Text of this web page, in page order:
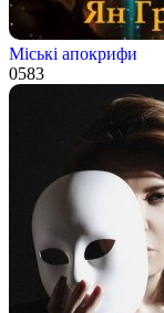
Міські апокрифи
0583